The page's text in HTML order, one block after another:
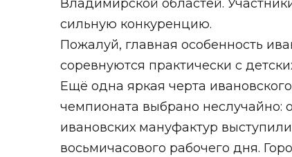
Владимирской областей.
сильную конкуренцию.
Пожалуй, главная особенность
соревнуются практически с
Ещё одна яркая черта
чемпионата выбрано неслучайно:
ивановских мануфактур
восьмичасового рабочего дня.